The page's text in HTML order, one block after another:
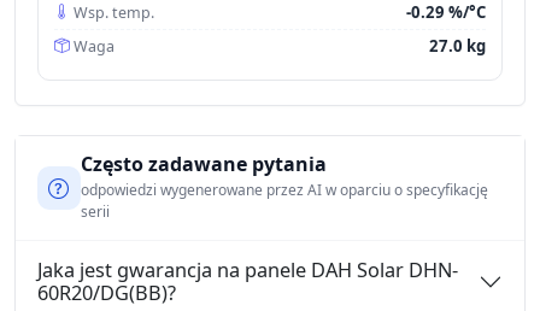
Wsp. temp. -0.29 %/°C
Waga 27.0 kg
Często zadawane pytania
odpowiedzi wygenerowane przez AI w oparciu o specyfikację
serii
Jaka jest gwarancja na panele DAH Solar DHN-
60R20/DG(BB)?